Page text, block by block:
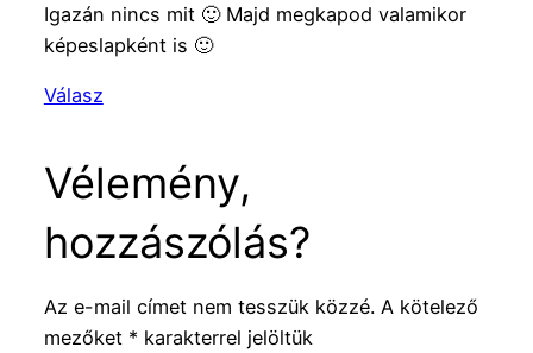
Igazán nincs mit 🙂 Majd megkapod valamikor
képeslapként is 🙂
Válasz
Vélemény,
hozzászólás?
Az e-mail címet nem tesszük közzé. A kötelező
mezőket * karakterrel jelöltük